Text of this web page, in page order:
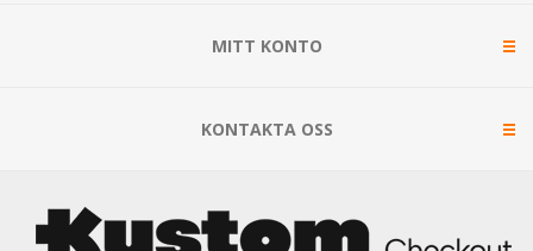
MITT KONTO
KONTAKTA OSS